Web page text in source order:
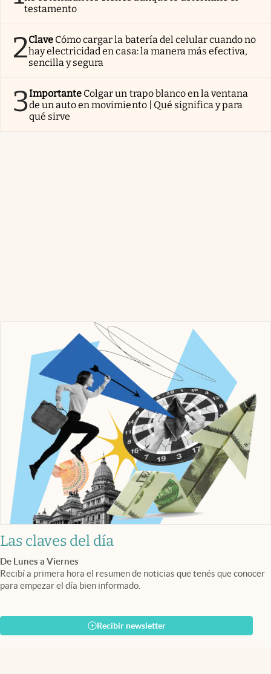
testamento
2Clave Cómo cargar la batería del celular cuando no
hay electricidad en casa: la manera más efectiva,
sencilla y segura
3Importante Colgar un trapo blanco en la ventana
de un auto en movimiento | Qué significa y para
qué sirve
Las claves del día
De Lunes a Viernes
Recibí a primera hora el resumen de noticias que tenés que conocer
para empezar el día bien informado.
Recibir newsletter